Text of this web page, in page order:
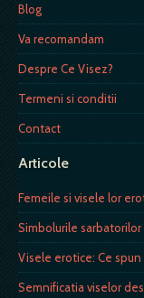
Blog
Va recomandam
Despre Ce Visez?
Termeni si conditii
Contact
Articole
Femeile si visele lor
Simbolurile sarbatorilor
Visele erotice: Ce
Semnificatia viselor